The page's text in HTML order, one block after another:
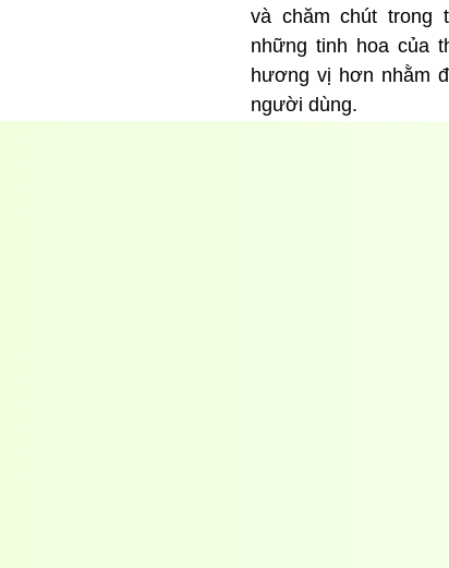
và chăm chút trong
những tinh hoa của
hương vị hơn nhằm
người dùng.